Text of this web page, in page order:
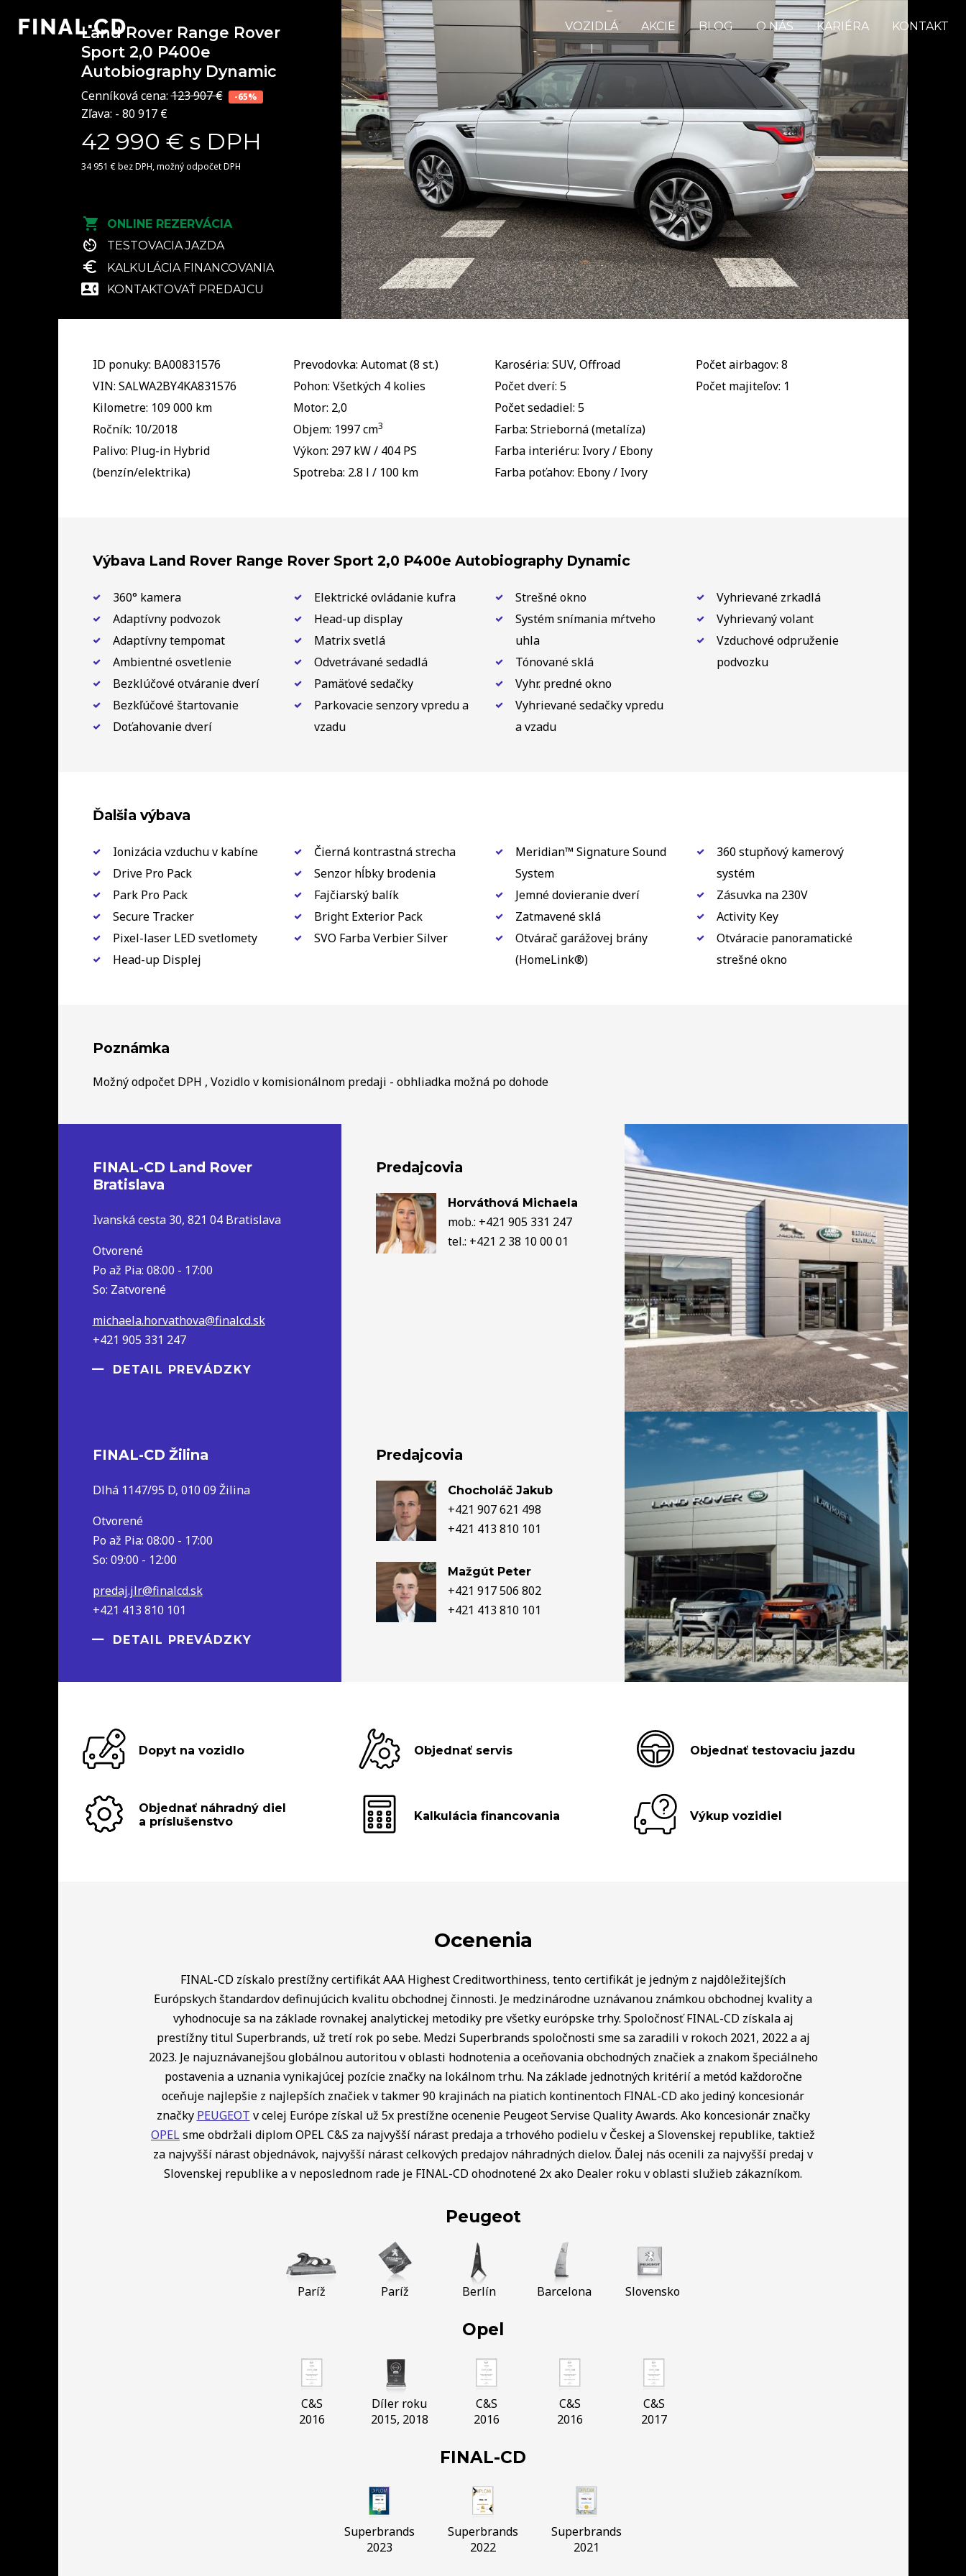
VOZIDLÁ AKCIE BLOG O NÁS KARIÉRA KONTAKT
Land Rover Range Rover
Sport2,0 P400e
Autobiography Dynamic
Cenníková cena:123 907 € -65%
Zľava: - 80 917 €
42 990 € s DPH
34 951 € bez DPH, možný odpočet DPH
ONLINE REZERVÁCIA
TESTOVACIA JAZDA
KALKULÁCIA FINANCOVANIA
KONTAKTOVAŤ PREDAJCU
ID ponuky: BA00831576
VIN: SALWA2BY4KA831576
Kilometre: 109 000 km
Ročník: 10/2018
Palivo: Plug-in Hybrid
(benzín/elektrika)
Prevodovka: Automat (8 st.)
Pohon: Všetkých 4 kolies
Motor: 2,0
Objem: 1997 cm3
Výkon: 297 kW / 404 PS
Spotreba: 2.8 l / 100 km
Karoséria: SUV, Offroad
Počet dverí: 5
Počet sedadiel: 5
Farba: Strieborná (metalíza)
Farba interiéru: Ivory / Ebony
Farba poťahov: Ebony / Ivory
Počet airbagov: 8
Počet majiteľov: 1
Výbava Land Rover Range Rover Sport 2,0 P400e Autobiography Dynamic
360° kamera
Adaptívny podvozok
Adaptívny tempomat
Ambientné osvetlenie
Bezklúčové otváranie dverí
Bezkľúčové štartovanie
Doťahovanie dverí
Elektrické ovládanie kufra
Head-up display
Matrix svetlá
Odvetrávané sedadlá
Pamäťové sedačky
Parkovacie senzory vpredu a
vzadu
Strešné okno
Systém snímania mŕtveho
uhla
Tónované sklá
Vyhr. predné okno
Vyhrievané sedačky vpredu
a vzadu
Vyhrievané zrkadlá
Vyhrievaný volant
Vzduchové odpruženie
podvozku
Ďalšia výbava
Ionizácia vzduchu v kabíne
Drive Pro Pack
Park Pro Pack
Secure Tracker
Pixel-laser LED svetlomety
Head-up Displej
Čierná kontrastná strecha
Senzor hĺbky brodenia
Fajčiarský balík
Bright Exterior Pack
SVO Farba Verbier Silver
Meridian™ Signature Sound
System
Jemné dovieranie dverí
Zatmavené sklá
Otvárač garážovej brány
(HomeLink®)
360 stupňový kamerový
systém
Zásuvka na 230V
Activity Key
Otváracie panoramatické
strešné okno
Poznámka
Možný odpočet DPH , Vozidlo v komisionálnom predaji - obhliadka možná po dohode
FINAL-CD Land Rover
Bratislava
Ivanská cesta 30, 821 04 Bratislava
Otvorené
Po až Pia: 08:00 - 17:00
So: Zatvorené
michaela.horvathova@finalcd.sk
+421 905 331 247
DETAIL PREVÁDZKY
Predajcovia
Horváthová Michaela
mob.: +421 905 331 247
tel.: +421 2 38 10 00 01
FINAL-CD Žilina
Dlhá 1147/95 D, 010 09 Žilina
Otvorené
Po až Pia: 08:00 - 17:00
So: 09:00 - 12:00
predaj.jlr@finalcd.sk
+421 413 810 101
DETAIL PREVÁDZKY
Predajcovia
Chocholáč Jakub
+421 907 621 498
+421 413 810 101
Mažgút Peter
+421 917 506 802
+421 413 810 101
Dopyt na vozidlo Objednať servis Objednať testovaciu jazdu
Objednať náhradný diel
a príslušenstvo
Kalkulácia financovania Výkup vozidiel
Ocenenia
FINAL-CD získalo prestížny certifikát AAA Highest Creditworthiness, tento certifikát je jedným z najdôležitejších
Európskych štandardov definujúcich kvalitu obchodnej činnosti. Je medzinárodne uznávanou známkou obchodnej kvality a
vyhodnocuje sa na základe rovnakej analytickej metodiky pre všetky európske trhy. Spoločnosť FINAL-CD získala aj
prestížny titul Superbrands, už tretí rok po sebe. Medzi Superbrands spoločnosti sme sa zaradili v rokoch 2021, 2022 a aj
2023. Je najuznávanejšou globálnou autoritou v oblasti hodnotenia a oceňovania obchodných značiek a znakom špeciálneho
postavenia a uznania vynikajúcej pozície značky na lokálnom trhu. Na základe jednotných kritérií a metód každoročne
oceňuje najlepšie z najlepších značiek v takmer 90 krajinách na piatich kontinentoch FINAL-CD ako jediný koncesionár
značky PEUGEOT v celej Európe získal už 5x prestížne ocenenie Peugeot Servise Quality Awards. Ako koncesionár značky
OPELsme obdržali diplom OPEL C&S za najvyšší nárast predaja a trhového podielu v Českej a Slovenskej republike, taktiež
za najvyšší nárast objednávok, najvyšší nárast celkových predajov náhradných dielov. Ďalej nás ocenili za najvyšší predaj v
Slovenskej republike a v neposlednom rade je FINAL-CD ohodnotené 2x ako Dealer roku v oblasti služieb zákazníkom.
Peugeot
Paríž Paríž Berlín Barcelona Slovensko
Opel
C&S
2016
Díler roku
2015, 2018
C&S
2016
C&S
2016
C&S
2017
FINAL-CD
Superbrands
2023
Superbrands
2022
Superbrands
2021